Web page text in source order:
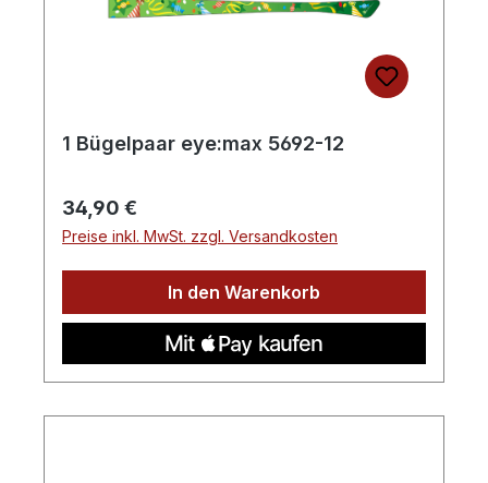
1 Bügelpaar eye:max 5692-12
Regulärer Preis:
34,90 €
Preise inkl. MwSt. zzgl. Versandkosten
In den Warenkorb